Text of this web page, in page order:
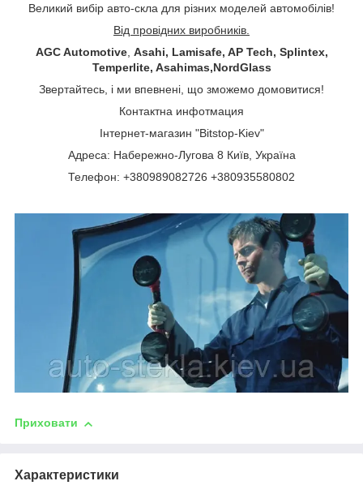
Великий вибір авто-скла для різних моделей автомобілів!
Від провідних виробників.
AGC Automotive, Asahi, Lamisafe, AP Tech, Splintex,
Temperlite, Asahimas,NordGlass
Звертайтесь, і ми впевнені, що зможемо домовитися!
Контактна инфотмация
Інтернет-магазин "Bitstop-Kiev"
Адреса: Набережно-Лугова 8 Київ, Україна
Телефон: +380989082726 +380935580802
Приховати
Характеристики